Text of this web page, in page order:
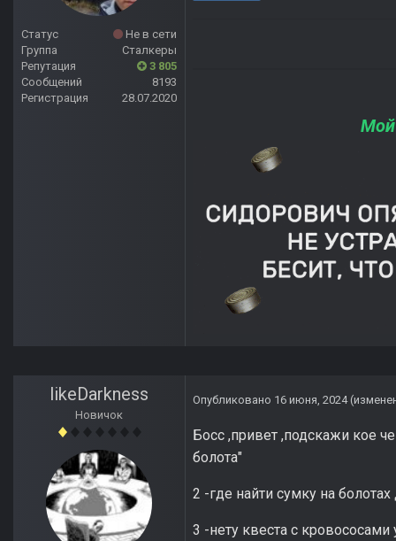
Статус
Не в сети
Группа
Сталкеры
Репутация
3 805
Сообщений
8193
Регистрация
28.07.2020
likeDarkness
Новичок
Опубликовано 16 июня, 2024
Босс ,привет ,подскажи кое
болота"
2 -где найти сумку на
3 -нету квеста с